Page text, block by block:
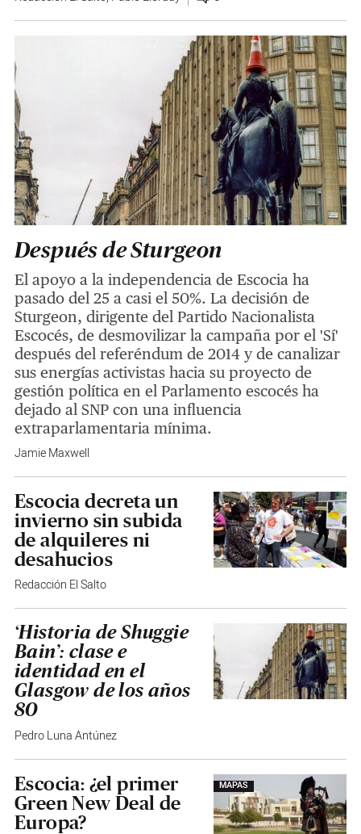
Después de Sturgeon
El apoyo a la independencia de Escocia ha
pasado del 25 a casi el 50%. La decisión de
Sturgeon, dirigente del Partido Nacionalista
Escocés, de desmovilizar la campaña por el 'Sí'
después del referéndum de 2014 y de canalizar
sus energías activistas hacia su proyecto de
gestión política en el Parlamento escocés ha
dejado al SNP con una influencia
extraparlamentaria mínima.
Jamie Maxwell
Escocia decreta un
invierno sin subida
de alquileres ni
desahucios
Redacción El Salto
‘Historia de Shuggie
Bain’: clase e
identidad en el
Glasgow de los años
80
Pedro Luna Antúnez
MAPAS
Escocia: ¿el primer
Green New Deal de
Europa?